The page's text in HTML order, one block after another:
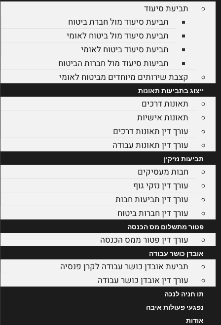
תביעת סיעוד
תביעת סיעוד מול חברת ביטוח
תביעת סיעוד מול ביטוח לאומי
תביעת סיעוד ביטוח לאומי
תביעות סיעוד מול חברות הביטוח
קצבת שירותים מיוחדים מביטוח לאומי
ייצוג בתביעות תאונות
תאונות דרכים
תאונות אישיות
עורך דין תאונות דרכים
עורך דין תאונות עבודה
תביעות נזיקין
חבות מעסיקים
עורך דין נזקי גוף
עורך דין תביעות חבות
עורך דין חברות ביטוח
פטור מתשלום מס הכנסה
עורך דין פטור ממס הכנסה
אובדן כושר עבודה
תביעת אובדן כושר עבודה לקרן פנסיה
עורך דין אובדן כושר עבודה
תו חניה לנכה
נפגעי פעולות איבה
אודות